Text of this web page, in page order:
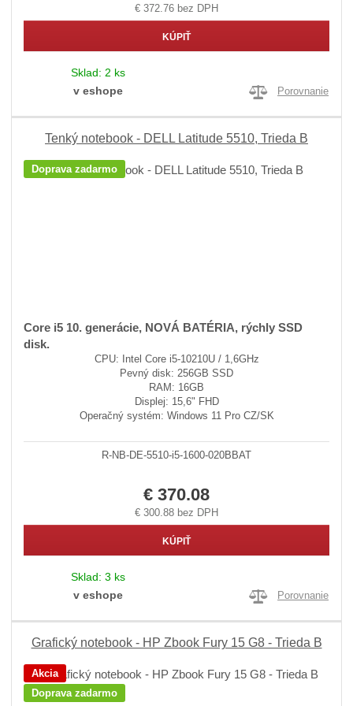
€ 372.76 bez DPH
KÚPIŤ
Sklad: 2 ks
v eshope
Porovnanie
Tenký notebook - DELL Latitude 5510, Trieda B
Doprava zadarmo
Core i5 10. generácie, NOVÁ BATÉRIA, rýchly SSD
disk.
CPU: Intel Core i5-10210U / 1,6GHz
Pevný disk: 256GB SSD
RAM: 16GB
Displej: 15,6" FHD
Operačný systém: Windows 11 Pro CZ/SK
R-NB-DE-5510-i5-1600-020BBAT
€ 370.08
€ 300.88 bez DPH
KÚPIŤ
Sklad: 3 ks
v eshope
Porovnanie
Grafický notebook - HP Zbook Fury 15 G8 - Trieda B
Akcia
Doprava zadarmo